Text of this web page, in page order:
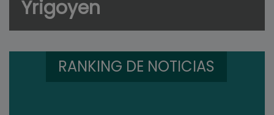
Yrigoyen
RANKING DE NOTICIAS